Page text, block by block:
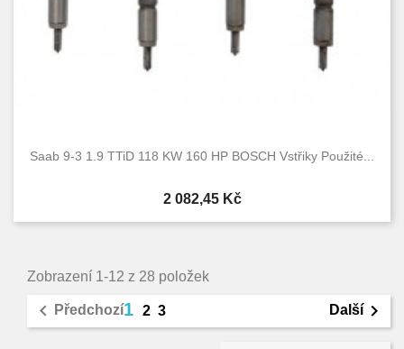
Saab 9-3 1.9 TTiD 118 KW 160 HP BOSCH Vstřiky Použité...
Cena
2 082,45 Kč
Zobrazení 1-12 z 28 položek
 Předchozí1 2 3 Další